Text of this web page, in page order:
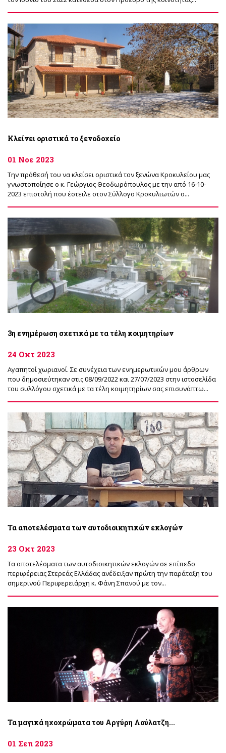
Κλείνει οριστικά το ξενοδοχείο
01 Νοε 2023
Την πρόθεσή του να κλείσει οριστικά τον ξενώνα Κροκυλείου μας
γνωστοποίησε ο κ. Γεώργιος Θεοδωρόπουλος με την από 16-10-
2023 επιστολή που έστειλε στον Σύλλογο Κροκυλιωτών ο...
3η ενημέρωση σχετικά με τα τέλη κοιμητηρίων
24 Οκτ 2023
Αγαπητοί χωριανοί. Σε συνέχεια των ενημερωτικών μου άρθρων
που δημοσιεύτηκαν στις 08/09/2022 και 27/07/2023 στην ιστοσελίδα
του συλλόγου σχετικά με τα τέλη κοιμητηρίων σας επισυνάπτω...
Τα αποτελέσματα των αυτοδιοικητικών εκλογών
23 Οκτ 2023
Τα αποτελέσματα των αυτοδιοικητικών εκλογών σε επίπεδο
περιφέρειας Στερεάς Ελλάδας ανέδειξαν πρώτη την παράταξη του
σημερινού Περιφερειάρχη κ. Φάνη Σπανού με τον...
Τα μαγικά ηχοχρώματα του Αργύρη Λούλατζη...
01 Σεπ 2023